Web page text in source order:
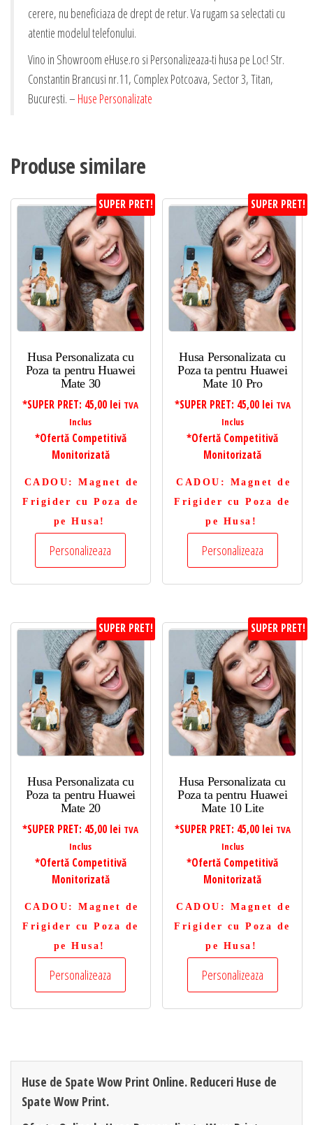
cerere, nu beneficiaza de drept de retur. Va rugam sa selectati cu
atentie modelul telefonului.
Vino in Showroom eHuse.ro si Personalizeaza-ti husa pe Loc! Str.
Constantin Brancusi nr.11, Complex Potcoava, Sector 3, Titan,
Bucuresti. – Huse Personalizate
Produse similare
SUPER PRET!
Husa Personalizata cu
Poza ta pentru Huawei
Mate 30
*SUPER PRET: 45,00 lei TVA
Inclus
*Ofertă Competitivă
Monitorizată
CADOU : Magnet de
Frigider cu Poza de
pe Husa!
Personalizeaza
SUPER PRET!
Husa Personalizata cu
Poza ta pentru Huawei
Mate 10 Pro
*SUPER PRET: 45,00 lei TVA
Inclus
*Ofertă Competitivă
Monitorizată
CADOU : Magnet de
Frigider cu Poza de
pe Husa!
Personalizeaza
SUPER PRET!
Husa Personalizata cu
Poza ta pentru Huawei
Mate 20
*SUPER PRET: 45,00 lei TVA
Inclus
*Ofertă Competitivă
Monitorizată
CADOU : Magnet de
Frigider cu Poza de
pe Husa!
Personalizeaza
SUPER PRET!
Husa Personalizata cu
Poza ta pentru Huawei
Mate 10 Lite
*SUPER PRET: 45,00 lei TVA
Inclus
*Ofertă Competitivă
Monitorizată
CADOU : Magnet de
Frigider cu Poza de
pe Husa!
Personalizeaza
Huse de Spate Wow Print Online. Reduceri Huse de
Spate Wow Print.